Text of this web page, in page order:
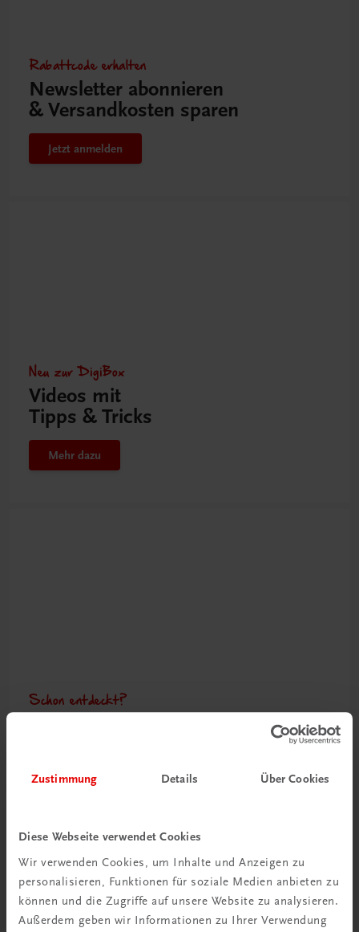
Zustimmung Details Über Cookies
Diese Webseite verwendet Cookies
Wir verwenden Cookies, um Inhalte und Anzeigen zu
personalisieren, Funktionen für soziale Medien anbieten zu
können und die Zugriffe auf unsere Website zu analysieren.
Außerdem geben wir Informationen zu Ihrer Verwendung
Rabattcode erhalten
Newsletter abonnieren
& Versandkosten sparen
Jetzt anmelden
Neu zur DigiBox
Videos mit
Tipps & Tricks
Mehr dazu
Schon entdeckt?